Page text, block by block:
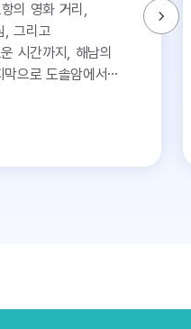
의 영화 거리,
, 그리고
시간까지, 해남의
으로 도솔암에서의